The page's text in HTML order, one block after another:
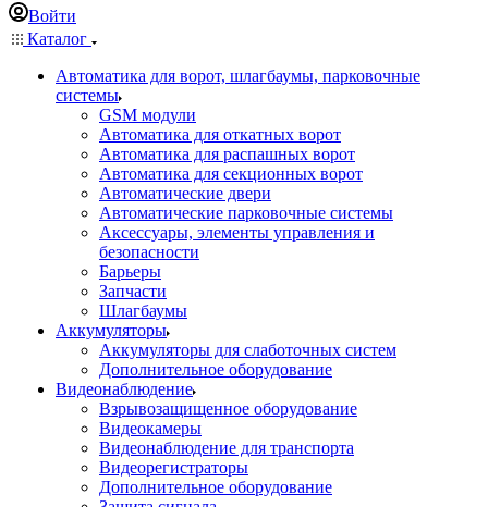
Войти
Каталог
Автоматика для ворот, шлагбаумы, парковочные
системы
GSM модули
Автоматика для откатных ворот
Автоматика для распашных ворот
Автоматика для секционных ворот
Автоматические двери
Автоматические парковочные системы
Аксессуары, элементы управления и
безопасности
Барьеры
Запчасти
Шлагбаумы
Аккумуляторы
Аккумуляторы для слаботочных систем
Дополнительное оборудование
Видеонаблюдение
Взрывозащищенное оборудование
Видеокамеры
Видеонаблюдение для транспорта
Видеорегистраторы
Дополнительное оборудование